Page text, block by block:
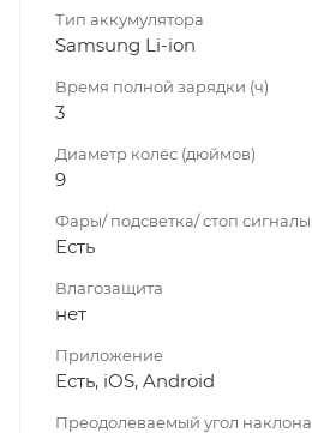
Тип аккумулятора
Samsung Li-ion
Время полной зарядки (ч)
3
Диаметр колёс (дюймов)
9
Фары/ подсветка/ стоп сигналы
Есть
Влагозащита
нет
Приложение
Есть, iOS, Android
Преодолеваемый угол наклона